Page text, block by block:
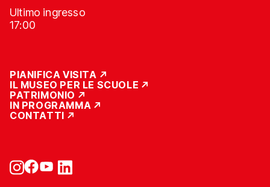
Ultimo ingresso
17:00
PIANIFICA VISITA
IL MUSEO PER LE SCUOLE
PATRIMONIO
IN PROGRAMMA
CONTATTI